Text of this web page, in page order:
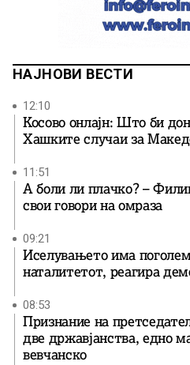
НАЈНОВИ ВЕСТИ
12:10
Косово онлајн: Што би
Хашките случаи за
11:51
А боли ли плачко? –
свои говори на омраза
09:21
Иселувањето има
наталитетот, реагира
08:53
Признание на
две државјанства, едно
вевчанско